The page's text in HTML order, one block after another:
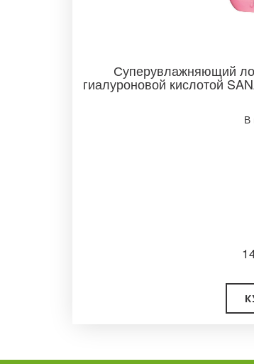
Суперувлажняющий
гиалуроновой кислотой
В